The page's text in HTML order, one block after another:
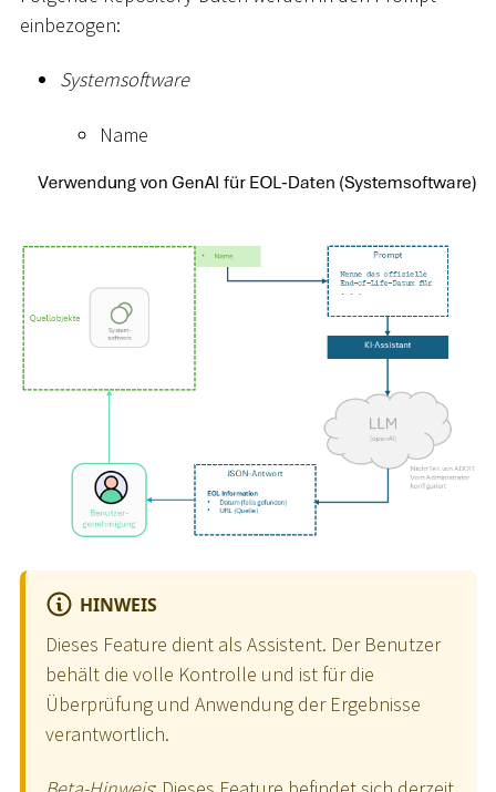
einbezogen:
Systemsoftware
Name
HINWEIS
Dieses Feature dient als Assistent. Der Benutzer
behält die volle Kontrolle und ist für die
Überprüfung und Anwendung der Ergebnisse
verantwortlich.